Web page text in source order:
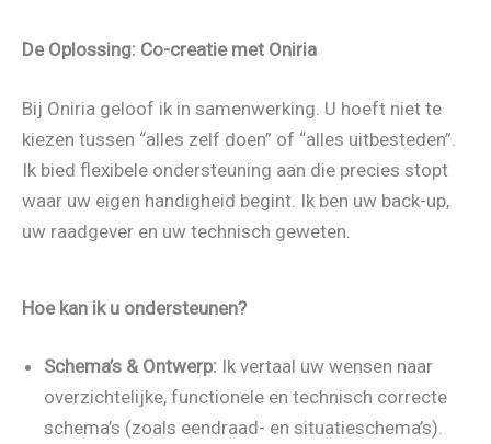
De Oplossing: Co-creatie met Oniria
Bij Oniria geloof ik in samenwerking. U hoeft niet te
kiezen tussen “alles zelf doen” of “alles uitbesteden”.
Ik bied flexibele ondersteuning aan die precies stopt
waar uw eigen handigheid begint. Ik ben uw back-up,
uw raadgever en uw technisch geweten.
Hoe kan ik u ondersteunen?
Schema’s & Ontwerp: Ik vertaal uw wensen naar
overzichtelijke, functionele en technisch correcte
schema’s (zoals eendraad- en situatieschema’s).